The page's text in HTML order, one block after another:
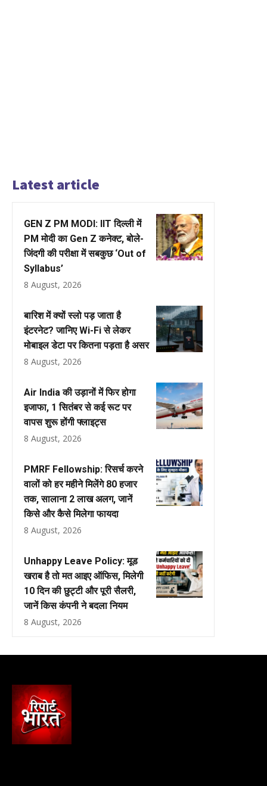
Latest article
GEN Z PM MODI: IIT दिल्ली में
PM मोदी का Gen Z कनेक्ट, बोले-
जिंदगी की परीक्षा में सबकुछ ‘Out of
Syllabus’
8 August, 2026
बारिश में क्यों स्लो पड़ जाता है
इंटरनेट? जानिए Wi-Fi से लेकर
मोबाइल डेटा पर कितना पड़ता है असर
8 August, 2026
Air India की उड़ानों में फिर होगा
इजाफा, 1 सितंबर से कई रूट पर
वापस शुरू होंगी फ्लाइट्स
8 August, 2026
PMRF Fellowship: रिसर्च करने
वालों को हर महीने मिलेंगे ₹80 हजार
तक, सालाना ₹2 लाख अलग, जानें
किसे और कैसे मिलेगा फायदा
8 August, 2026
Unhappy Leave Policy: मूड
खराब है तो मत आइए ऑफिस, मिलेगी
10 दिन की छुट्टी और पूरी सैलरी,
जानें किस कंपनी ने बदला नियम
8 August, 2026